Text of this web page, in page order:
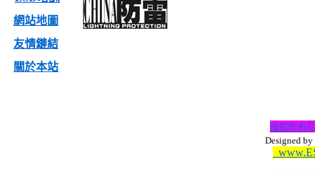
網站地圖
友情鏈結
關於本站
版权所有
Designed